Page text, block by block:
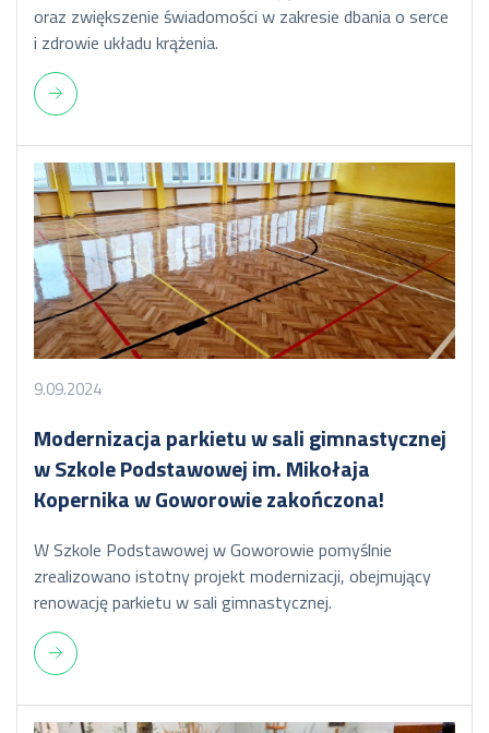
oraz zwiększenie świadomości w zakresie dbania o serce
i zdrowie układu krążenia.
9.09.2024
Modernizacja parkietu w sali gimnastycznej
w Szkole Podstawowej im. Mikołaja
Kopernika w Goworowie zakończona!
W Szkole Podstawowej w Goworowie pomyślnie
zrealizowano istotny projekt modernizacji, obejmujący
renowację parkietu w sali gimnastycznej.